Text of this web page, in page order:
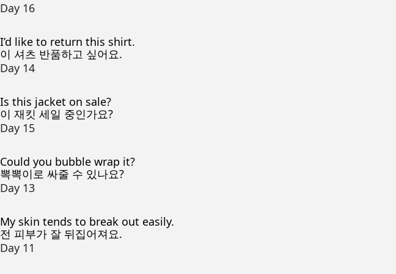
Day 16
I’d like to return this shirt.
이 셔츠 반품하고 싶어요.
Day 14
Is this jacket on sale?
이 재킷 세일 중인가요?
Day 15
Could you bubble wrap it?
뽁뽁이로 싸줄 수 있나요?
Day 13
My skin tends to break out easily.
전 피부가 잘 뒤집어져요.
Day 11